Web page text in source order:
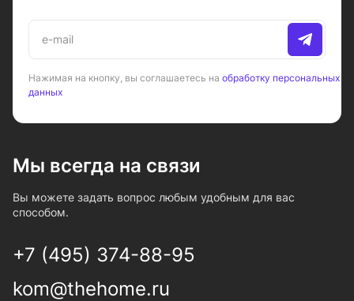
Нажимая на кнопку, вы соглашаетесь на обработку персональных
данных
Мы всегда на связи
Вы можете задать вопрос любым удобным для вас
способом.
+7 (495) 374-88-95
kom@thehome.ru